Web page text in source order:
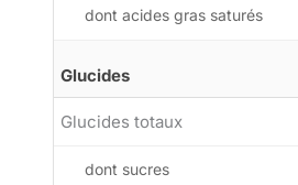
dont acides gras saturés
Glucides
Glucides totaux
dont sucres